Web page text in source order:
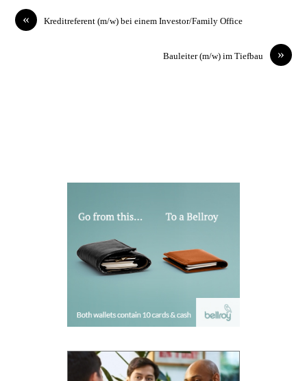
« Kreditreferent (m/w) bei einem Investor/Family Office
»
Bauleiter (m/w) im Tiefbau